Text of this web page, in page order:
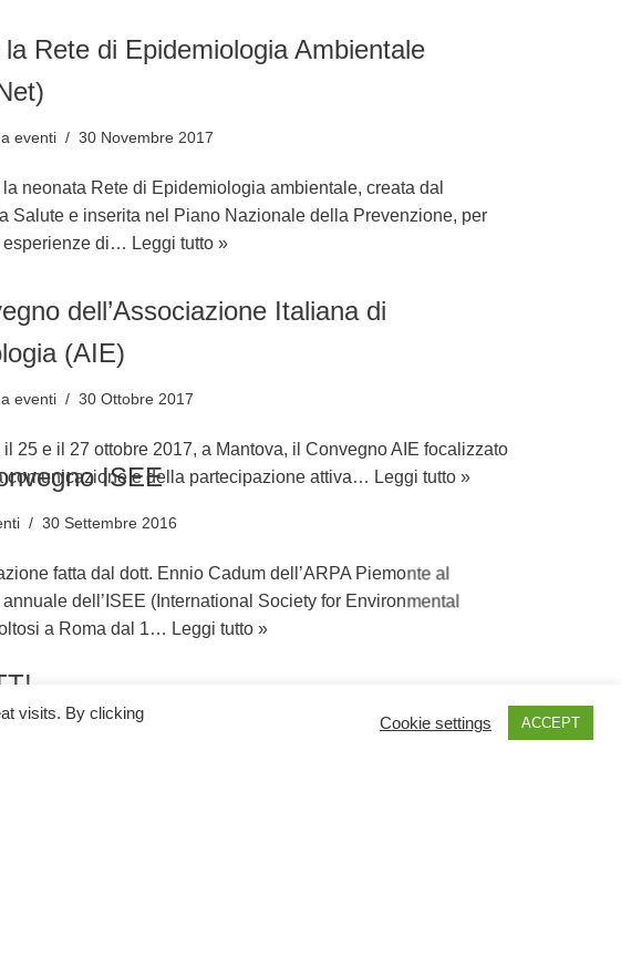
Rete di Epidemiologia Ambientale
eventi 30 Novembre 2017
neonata Rete di Epidemiologia ambientale, creata dal
Salute e inserita nel Piano Nazionale della Prevenzione, per
esperienze di… Leggi tutto »
dell’Associazione Italiana di
(AIE)
eventi 30 Ottobre 2017
il 25 e il 27 ottobre 2017, a Mantova, il Convegno AIE focalizzato
comunicazione e della partecipazione attiva… Leggi tutto »
eventi 30 Settembre 2016
fatta dal dott. Ennio Cadum dell’ARPA Piemonte al
visits. By clicking
Cookie settings ACCEPT